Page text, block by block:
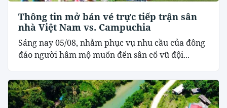
Thông tin mở bán vé trực tiếp trận sân
nhà Việt Nam vs. Campuchia
Sáng nay 05/08, nhằm phục vụ nhu cầu của đông
đảo người hâm mộ muốn đến sân cổ vũ đội...